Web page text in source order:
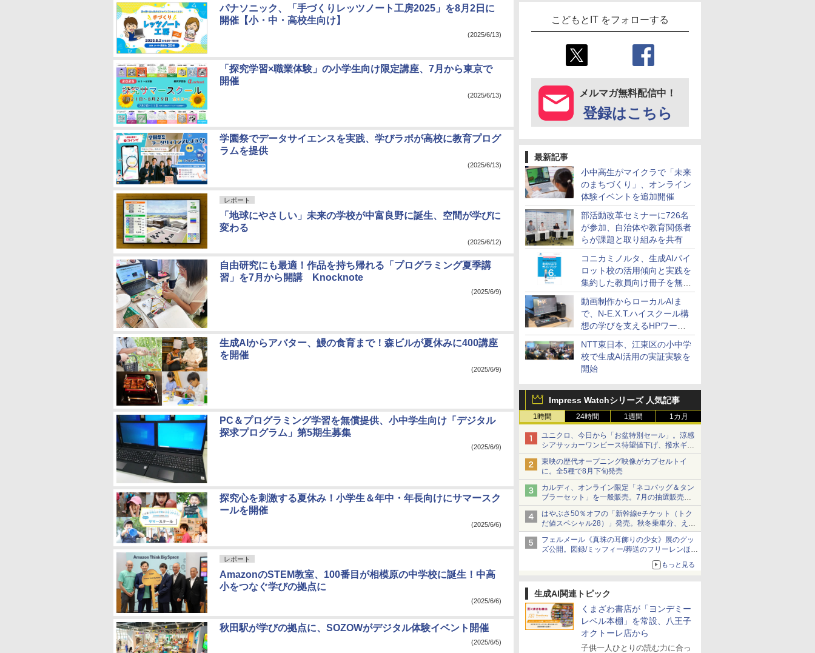
こどもとIT をフォローする
メルマガ無料配信中！
登録はこちら
最新記事
小中高生がマイクラで「未来
のまちづくり」、オンライン
体験イベントを追加開催
部活動改革セミナーに726名
が参加、自治体や教育関係者
らが課題と取り組みを共有
コニカミノルタ、生成AIパイ
ロット校の活用傾向と実践を
集約した教員向け冊子を無料
公開
動画制作からローカルAIま
で、N-E.X.T.ハイスクール構
想の学びを支えるHPワーク
ステーション
NTT東日本、江東区の小中学
校で生成AI活用の実証実験を
開始
Impress Watchシリーズ 人気記事
1時間 24時間 1週間 1カ月
ユニクロ、今日から「お盆特別セール」。涼感
シアサッカーワンピース待望値下げ、撥水ギア
ショーツは1990円に
東映の歴代オープニング映像がカプセルトイ
に。全5種で8月下旬発売
カルディ、オンライン限定「ネコバッグ＆タン
ブラーセット」を一般販売。7月の抽選販売の
当選無効分
はやぶさ50％オフの「新幹線eチケット（トク
だ値スペシャル28）」発売。秋冬乗車分、えき
ねっと限定
フェルメール《真珠の耳飾りの少女》展のグッ
ズ公開。図録/ミッフィー/葬送のフリーレンほ
もっと見る
生成AI関連トピック
くまざわ書店が「ヨンデミー
レベル本棚」を常設、八王子
オクトーレ店から
子供一人ひとりの読む力に合っ
パナソニック、「手づくりレッツノート工房2025」を8月2日に
開催【小・中・高校生向け】
(2025/6/13)
「探究学習×職業体験」の小学生向け限定講座、7月から東京で
開催
(2025/6/13)
学園祭でデータサイエンスを実践、学びラボが高校に教育プログ
ラムを提供
(2025/6/13)
レポート
「地球にやさしい」未来の学校が中富良野に誕生、空間が学びに
変わる
(2025/6/12)
自由研究にも最適！作品を持ち帰れる「プログラミング夏季講
習」を7月から開講 Knocknote
(2025/6/9)
生成AIからアバター、鰻の食育まで！森ビルが夏休みに400講座
を開催
(2025/6/9)
PC＆プログラミング学習を無償提供、小中学生向け「デジタル
探求プログラム」第5期生募集
(2025/6/9)
探究心を刺激する夏休み！小学生＆年中・年長向けにサマースク
ールを開催
(2025/6/6)
レポート
AmazonのSTEM教室、100番目が相模原の中学校に誕生！中高
小をつなぐ学びの拠点に
(2025/6/6)
秋田駅が学びの拠点に、SOZOWがデジタル体験イベント開催
(2025/6/5)